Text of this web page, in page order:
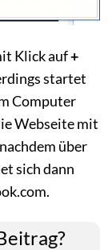
Klick auf+
startet
Computer
Webseite mit
über
sich dann